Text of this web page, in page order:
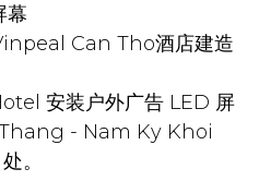
幕
Can Tho酒店建造
安装户外广告 LED 屏
- Nam Ky Khoi
。